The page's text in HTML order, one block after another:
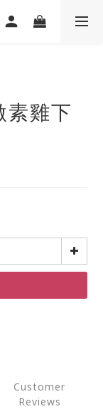
雞下
Customer
Reviews